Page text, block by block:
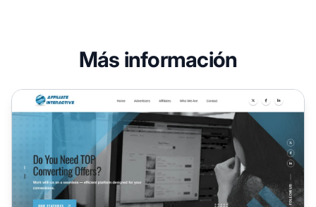
Más información
Programa de Afiliados de Affiliate Interactive